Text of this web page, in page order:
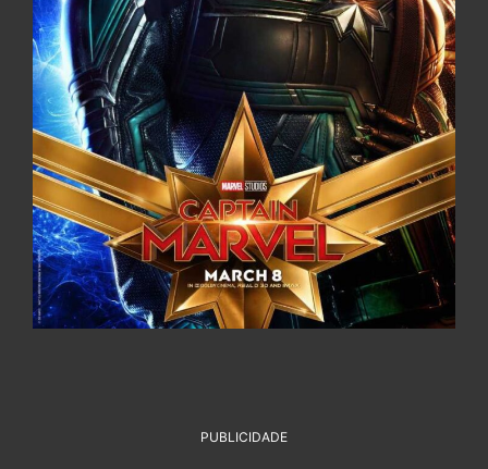
PUBLICIDADE